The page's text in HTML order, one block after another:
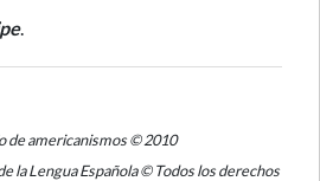
.
de americanismos © 2010
la Lengua Española © Todos los derechos